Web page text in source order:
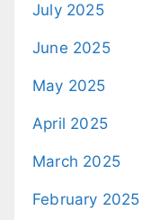
July 2025
June 2025
May 2025
April 2025
March 2025
February 2025